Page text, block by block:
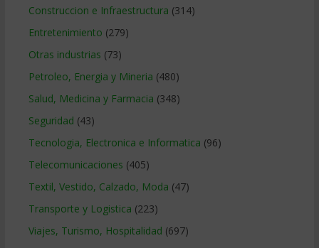
Construccion e Infraestructura (314)
Entretenimiento (279)
Otras industrias (73)
Petroleo, Energia y Mineria (480)
Salud, Medicina y Farmacia (348)
Seguridad (43)
Tecnologia, Electronica e Informatica (96)
Telecomunicaciones (405)
Textil, Vestido, Calzado, Moda (47)
Transporte y Logistica (223)
Viajes, Turismo, Hospitalidad (697)